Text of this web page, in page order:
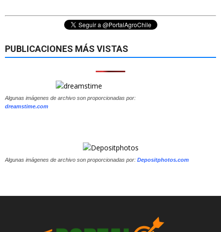
PUBLICACIONES MÁS VISTAS
Algunas imágenes de archivo son proporcionadas por:
dreamstime.com
Algunas imágenes de archivo son proporcionadas por: Depositphotos.com